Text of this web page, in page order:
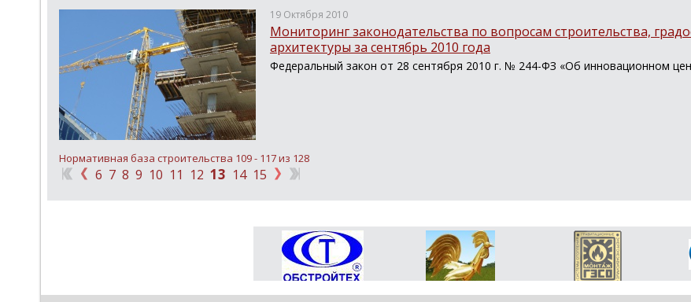
19 Октября 2010
Мониторинг законодательства по вопросам строительства,
архитектуры за сентябрь 2010 года
Федеральный закон от 28 сентября 2010 г. № 244-ФЗ «Об инновационном
Нормативная база строительства 109 - 117 из 128
6 7 8 9 10 11 12 13 14 15